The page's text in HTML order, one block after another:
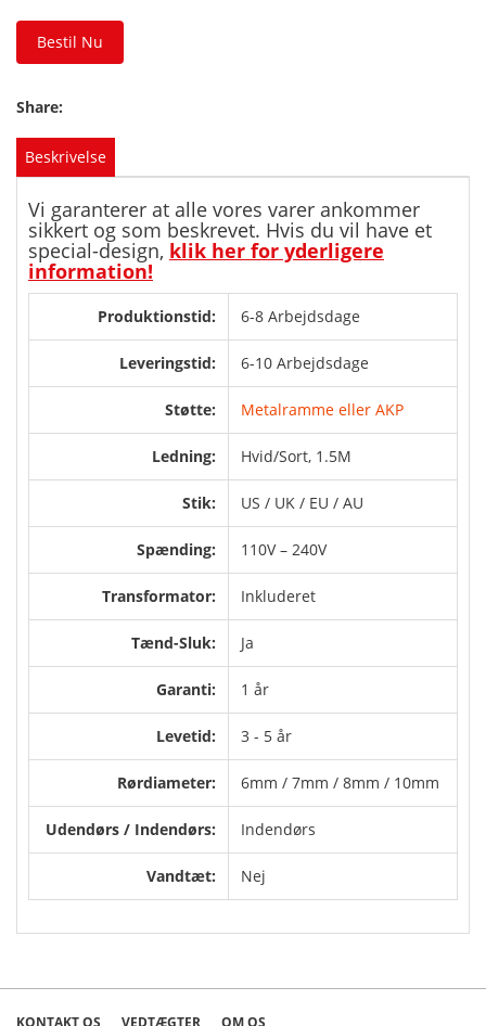
Bestil Nu
Share:
Beskrivelse
Vi garanterer at alle vores varer ankommer
sikkert og som beskrevet. Hvis du vil have et
special-design, klik her for yderligere
information!
Produktionstid: 6-8 Arbejdsdage
Leveringstid: 6-10 Arbejdsdage
Støtte: Metalramme eller AKP
Ledning: Hvid/Sort, 1.5M
Stik: US / UK / EU / AU
Spænding: 110V – 240V
Transformator: Inkluderet
Tænd-Sluk: Ja
Garanti: 1 år
Levetid: 3 - 5 år
Rørdiameter: 6mm / 7mm / 8mm / 10mm
Udendørs / Indendørs: Indendørs
Vandtæt: Nej
KONTAKT OS VEDTÆGTER OM OS